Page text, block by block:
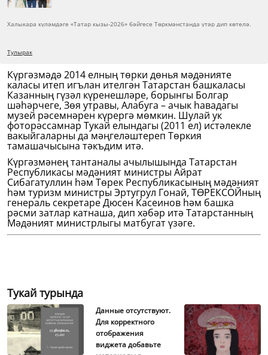
Халыкара күләмдәге «Татар кызы-2026» бәйгесе Төркмәнстанда үтәр дип көтелә.
Тулырак
Күргәзмәдә 2014 елның төрки дөнья мәдәнияте
каласы итеп игълан ителгән Татарстан башкаласы
Казанның гүзәл күренешләре, борынгы Болгар
шәһәрчеге, Зөя утравы, Алабуга – ачык һавадагы
музей рәсемнәрен күрергә мөмкин. Шулай ук
фоторәссамнар Тукай елындагы (2011 ел) истәлекле
вакыйгаларны да мәңгеләштереп Төркия
тамашачысына тәкъдим итә.
Күргәзмәнең тантаналы ачылышында Татарстан
Республикасы мәдәният министры Айрат
Сибагатуллин һәм Төрек Республикасының мәдәният
һәм туризм министры Эртугрул Гонай, ТӨРЕКСОЙның
генераль секретаре Дюсен Касеинов һәм башка
рәсми затлар катнаша, дип хәбәр итә Татарстанның
Мәдәният министрлыгы матбугат үзәге.
Тукай турында
Данные отсутствуют.
Для корректного
отображения
виджета добавьте